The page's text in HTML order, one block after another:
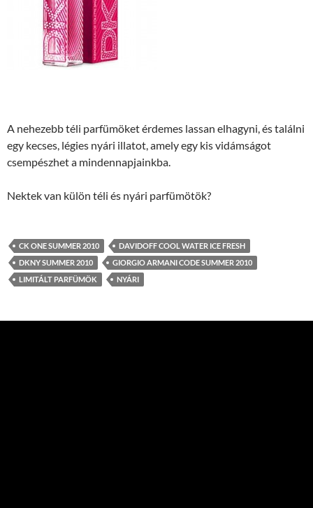
A nehezebb téli parfümöket érdemes lassan elhagyni, és találni
egy kecses, légies nyári illatot, amely egy kis vidámságot
csempészhet a mindennapjainkba.
Nektek van külön téli és nyári parfümötök?
CK ONE SUMMER 2010
DAVIDOFF COOL WATER ICE FRESH
DKNY SUMMER 2010
GIORGIO ARMANI CODE SUMMER 2010
LIMITÁLT PARFÜMÖK
NYÁRI